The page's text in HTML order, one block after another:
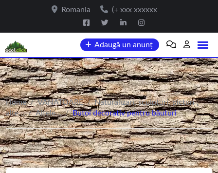
Romania (+ xxx xxxxxx
Adaugă un anunț
Home / VANATOARE / Naturalizari, sculpturi, picturi ,
alte... / Altele... / Butoi decorativ pentru băuturi